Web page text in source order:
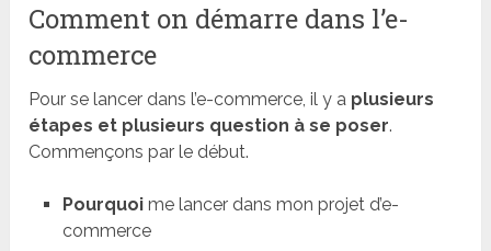
Comment on démarre dans l’e-
commerce
Pour se lancer dans l’e-commerce, il y a plusieurs
étapes et plusieurs question à se poser.
Commençons par le début.
Pourquoime lancer dans mon projet d’e-
commerce